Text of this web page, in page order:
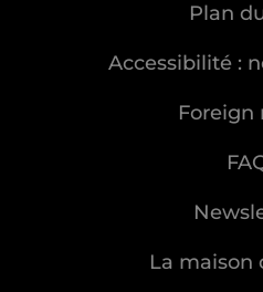
Plan
Accessibilité :
Foreign
La maison